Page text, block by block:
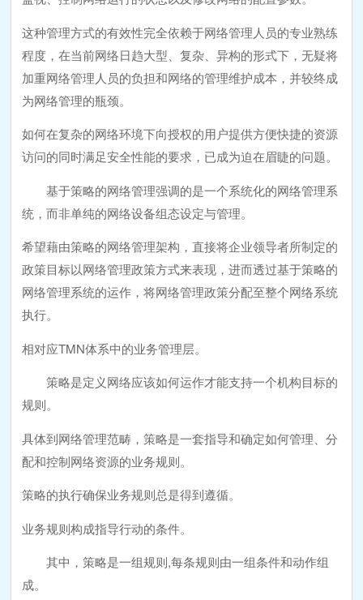
这种管理方式的有效性完全依赖于网络管理人员的专业熟练
程度，在当前网络日趋大型、复杂、异构的形式下，无疑将
加重网络管理人员的负担和网络的管理维护成本，并较终成
为网络管理的瓶颈。
如何在复杂的网络环境下向授权的用户提供方便快捷的资源
访问的同时满足安全性能的要求，已成为迫在眉睫的问题。
基于策略的网络管理强调的是一个系统化的网络管理系
统，而非单纯的网络设备组态设定与管理。
希望藉由策略的网络管理架构，直接将企业领导者所制定的
政策目标以网络管理政策方式来表现，进而透过基于策略的
网络管理系统的运作，将网络管理政策分配至整个网络系统
执行。
相对应TMN体系中的业务管理层。
策略是定义网络应该如何运作才能支持一个机构目标的
规则。
具体到网络管理范畴，策略是一套指导和确定如何管理、分
配和控制网络资源的业务规则。
策略的执行确保业务规则总是得到遵循。
业务规则构成指导行动的条件。
其中，策略是一组规则,每条规则由一组条件和动作组
成。